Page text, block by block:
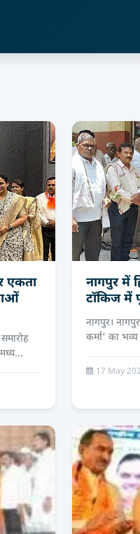
एकता
नागपुर में
टॉकिज में
नागपुर।
कर्मा' का
17 May